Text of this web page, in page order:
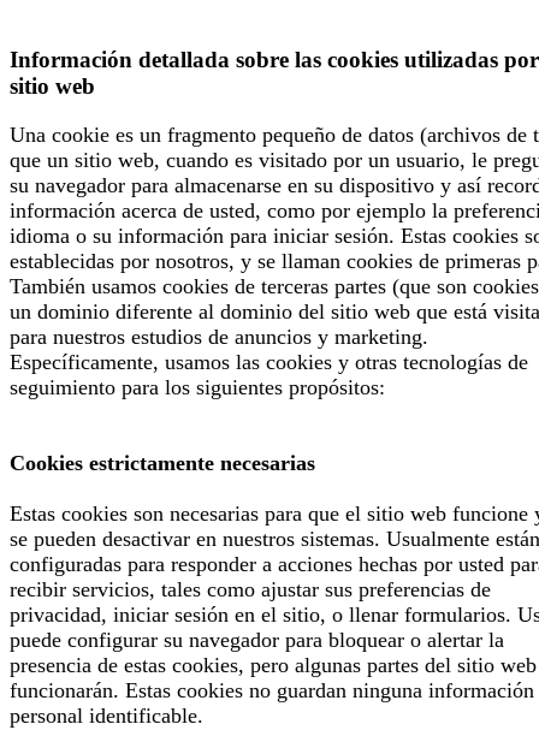
Información detallada sobre las cookies utilizadas por
sitio web
Una cookie es un fragmento pequeño de datos (archivos de
que un sitio web, cuando es visitado por un usuario, le
su navegador para almacenarse en su dispositivo y así
información acerca de usted, como por ejemplo la
idioma o su información para iniciar sesión. Estas cookies
establecidas por nosotros, y se llaman cookies de primeras
También usamos cookies de terceras partes (que son
un dominio diferente al dominio del sitio web que está
para nuestros estudios de anuncios y marketing.
Específicamente, usamos las cookies y otras tecnologías de
seguimiento para los siguientes propósitos:
Cookies estrictamente necesarias
Estas cookies son necesarias para que el sitio web funcione
se pueden desactivar en nuestros sistemas. Usualmente están
configuradas para responder a acciones hechas por usted
recibir servicios, tales como ajustar sus preferencias de
privacidad, iniciar sesión en el sitio, o llenar formularios.
puede configurar su navegador para bloquear o alertar la
presencia de estas cookies, pero algunas partes del sitio
funcionarán. Estas cookies no guardan ninguna información
personal identificable.